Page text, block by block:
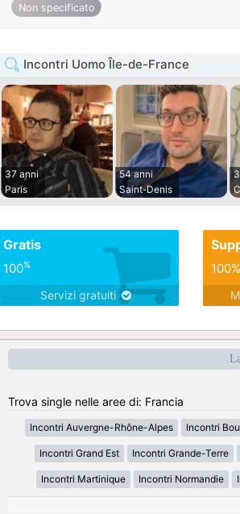
Non specificato
Incontri Uomo Île-de-France
37 anni
Paris
54 anni
Saint-Denis
Gratis
100%
Servizi gratuiti
Trova single nelle aree di: Francia
Incontri Auvergne-Rhône-Alpes Incontri
Incontri Grand Est Incontri Grande-Terre
Incontri Martinique Incontri Normandie